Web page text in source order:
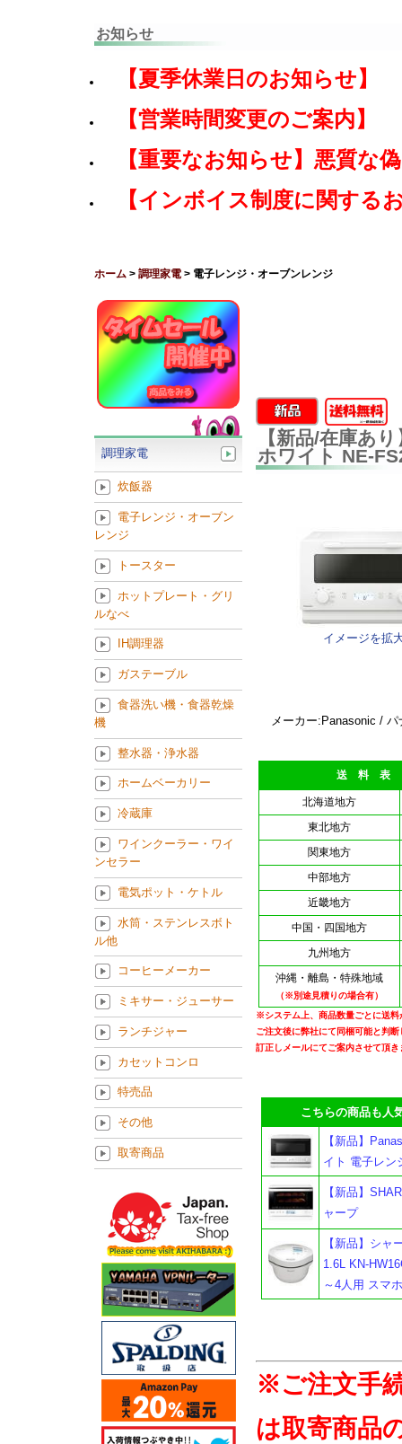
お知らせ
【夏季休業日のお知らせ】
【営業時間変更のご案内】
【重要なお知らせ】悪質な
【インボイス制度に関する
ホーム > 調理家電 > 電子レンジ・オーブンレンジ
【新品/在庫あ
ホワイト NE-
イメージを拡
メーカー:Panasonic / パ
送 料 表
北海道地方
東北地方
関東地方
中部地方
近畿地方
中国・四国地方
九州地方
沖縄・離島・特殊地域
（※別途見積りの場合有）
※システム上、商品数量ごとに送料
ご注文後に弊社にて同梱可能と判
訂正しメールにてご案内させて頂き
こちらの商品も人気
【新品】
イト 電子レン
【新品】
ャープ
【新品】シ
1.6L KN-
～4人用 スマ
※ご注文手
は取寄商品
調理家電
炊飯器
電子レンジ・オーブン
レンジ
トースター
ホットプレート・グリ
ルなべ
IH調理器
ガステーブル
食器洗い機・食器乾燥
機
整水器・浄水器
ホームベーカリー
冷蔵庫
ワインクーラー・ワイ
ンセラー
電気ポット・ケトル
水筒・ステンレスボト
ル他
コーヒーメーカー
ミキサー・ジューサー
ランチジャー
カセットコンロ
特売品
その他
取寄商品